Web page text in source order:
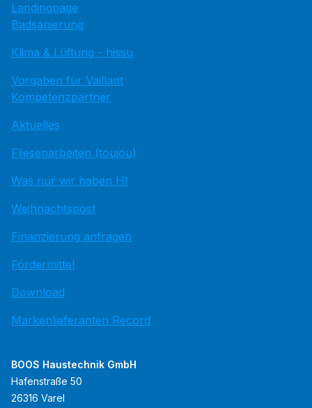
Landingpage
Badsanierung
Klima & Lüftung - hissu
Vorgaben für Vaillant
Kompetenzpartner
Aktuelles
Fliesenarbeiten (toujou)
Was nur wir haben HI
Weihnachtspost
Finanzierung anfragen
Fördermittel
Download
Markenlieferanten Record
BOOS Haustechnik GmbH
Hafenstraße 50
26316 Varel